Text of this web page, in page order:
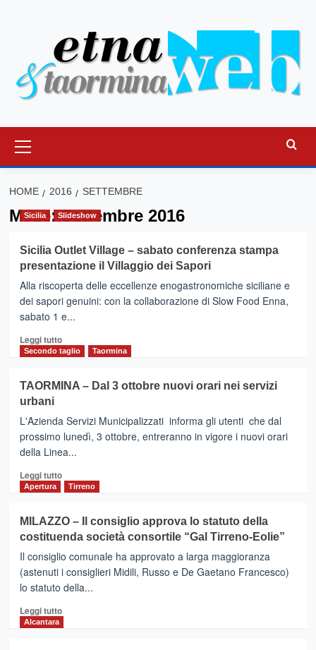
principale
HOME 2016 SETTEMBRE
Mese:Settembre 2016
Sicilia Slideshow
Sicilia Outlet Village – sabato conferenza stampa
presentazione il Villaggio dei Sapori
Alla riscoperta delle eccellenze enogastronomiche siciliane e
dei sapori genuini: con la collaborazione di Slow Food Enna,
sabato 1 e...
Leggi tuttoLeggi
di
Sicilia
Village
–
sabato
conferenza
stampa
presentazione
dei
Sapori
Secondo taglio Taormina
TAORMINA – Dal 3 ottobre nuovi orari nei servizi
urbani
L'Azienda Servizi Municipalizzati informa gli utenti che dal
prossimo lunedì, 3 ottobre, entreranno in vigore i nuovi orari
della Linea...
Leggi tuttoLeggi
TAORMINA
–
Dal
3
ottobre
nuovi
orari
nei
Apertura Tirreno
MILAZZO – Il consiglio approva lo statuto della
costituenda società consortile “Gal Tirreno-Eolie”
Il consiglio comunale ha approvato a larga maggioranza
(astenuti i consiglieri Midili, Russo e De Gaetano Francesco)
lo statuto della...
Leggi tuttoLeggi
Alcantara